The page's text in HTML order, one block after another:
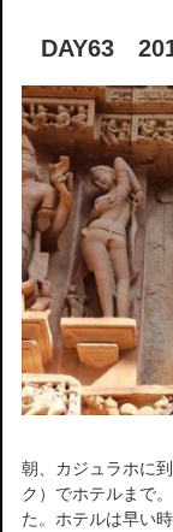
DAY63
朝、カジュラホに
ク）でホテルまで
た。ホテルは早い